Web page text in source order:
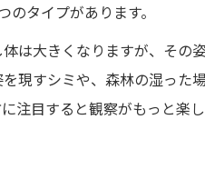
タイプがあります。
は大きくなりますが、その
現すシミや、森林の湿った
注目すると観察がもっと楽